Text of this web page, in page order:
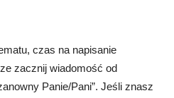
czas na napisanie
zacznij wiadomość od
Panie/Pani”. Jeśli znasz